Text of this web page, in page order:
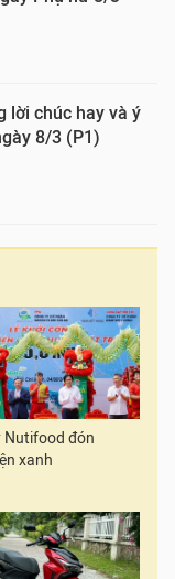
lời chúc hay và ý
8/3 (P1)
Nutifood đón
xanh